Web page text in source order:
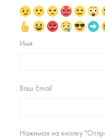
Имя
Ваш Email
Нажимая на кнопку